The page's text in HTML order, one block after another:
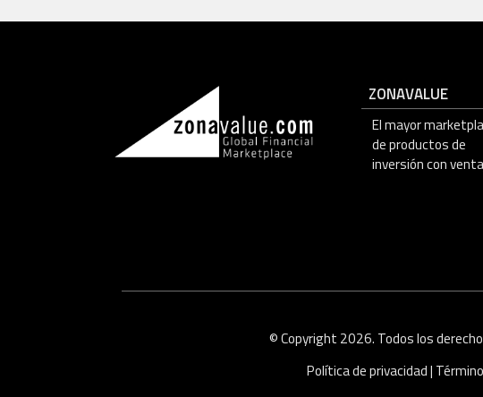
ZONAVALUE
El mayor
de productos de
inversión con
© Copyright 2026. Todos los
Política de privacidad|